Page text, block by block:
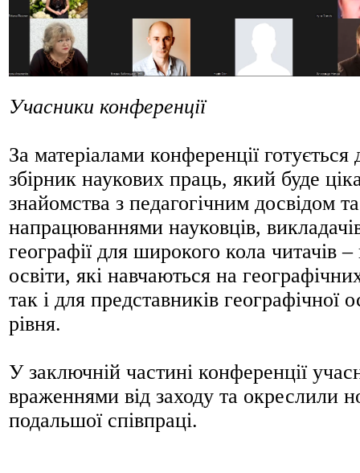
Учасники конференції
За матеріалами конференції
збірник наукових праць, який буде
знайомства з педагогічним досвідом
напрацюваннями науковців,
географії для широкого кола читачів –
освіти, які навчаються на
так і для представників географічної
рівня.
У заключній частині конференції
враженнями від заходу та окреслили
подальшої співпраці.